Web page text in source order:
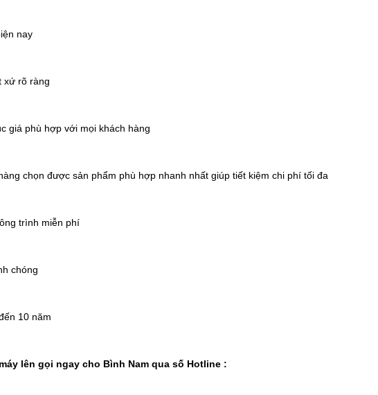
nay
xứ rõ ràng
giá phù hợp với mọi khách hàng
chọn được sản phẩm phù hợp nhanh nhất giúp tiết kiệm chi phí tối đa
trình miễn phí
chóng
10 năm
lên gọi ngay cho Bình Nam qua số Hotline :